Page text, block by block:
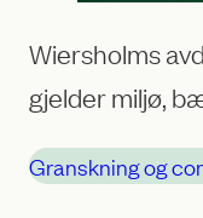
Wiersholms
gjelder miljø,
Granskning og